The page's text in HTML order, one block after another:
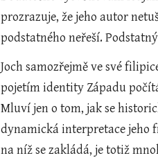
prozrazuje, že jeho autor
podstatného neřeší.
Joch samozřejmě ve své
pojetím identity Západu
Mluví jen o tom, jak se
dynamická interpretace jeho
na níž se zakládá, je totiž